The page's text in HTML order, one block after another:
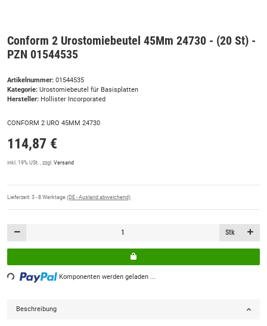
Conform 2 Urostomiebeutel 45Mm 24730 - (20 St) -
PZN 01544535
Artikelnummer: 01544535
Kategorie: Urostomiebeutel für Basisplatten
Hersteller: Hollister Incorporated
CONFORM 2 URO 45MM 24730
114,87 €
inkl. 19% USt. , zzgl. Versand
Lieferzeit: 3 - 8 Werktage (DE - Ausland abweichend)
Stk
Komponenten werden geladen ...
Beschreibung